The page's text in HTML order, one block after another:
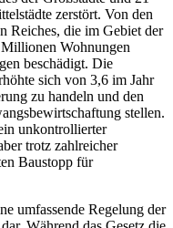
zerstört. Von den
Reiches, die im Gebiet der
Wohnungen
beschädigt. Die
sich von 3,6 im Jahr
zu handeln und den
stellen.
unkontrollierter
trotz zahlreicher
Baustopp für
umfassende Regelung der